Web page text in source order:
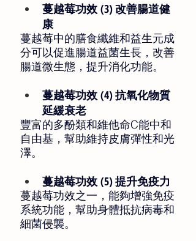
蔓越莓功效 (3) 改善腸道健
康
蔓越莓中的膳食纖維和益生元成
分可以促進腸道益菌生長，改善
腸道微生態，提升消化功能。
蔓越莓功效 (4) 抗氧化物質
延緩衰老
豐富的多酚類和維他命C能中和
自由基，幫助維持皮膚彈性和光
澤。
蔓越莓功效 (5) 提升免疫力
蔓越莓功效之一，能夠增強免疫
系統功能，幫助身體抵抗病毒和
細菌侵襲。